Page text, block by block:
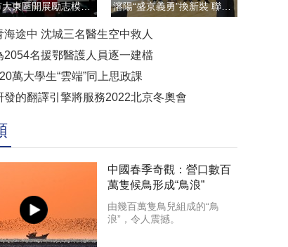
瀋陽市大東區開展勵志模範雲直播訪談活動
海途中 沈城三名醫生空中救人
2054名援鄂醫護人員逐一建檔
萬大學生“雲端”同上思政課
發的翻譯引擎將服務2022北京冬奧會
中國春季奇觀：營口數百
萬隻候鳥形成“鳥浪”
由幾百萬隻鳥兒組成的“鳥
浪”，令人震撼。